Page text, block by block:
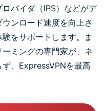
使ったNetflix視聴につ
ミング開始
バイダ（IPS）などがデ
ンロード速度を向上さ
をサポートします。ま
ミングの専門家が、ネ
、ExpressVPNを最高